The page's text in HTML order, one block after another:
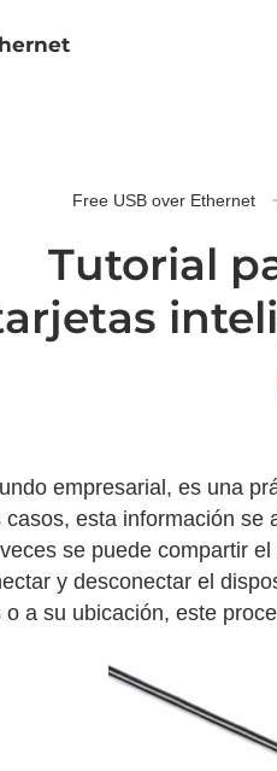
Free USB over Ethernet
Tutorial
empresarial, es una
casos, esta información se
se puede compartir
y desconectar el
o a su ubicación, este